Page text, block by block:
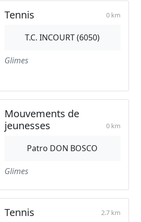
Tennis 0 km
T.C. INCOURT (6050)
Glimes
Mouvements de
jeunesses
0 km
Patro DON BOSCO
Glimes
Tennis 2.7 km